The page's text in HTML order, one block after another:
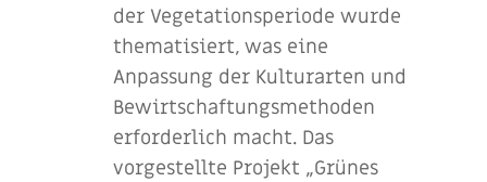
der Vegetationsperiode wurde
thematisiert, was eine
Anpassung der Kulturarten und
Bewirtschaftungsmethoden
erforderlich macht. Das
vorgestellte Projekt „Grünes